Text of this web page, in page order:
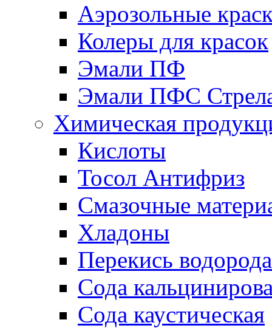
Аэрозольные
Колеры для красок
Эмали ПФ
Эмали ПФС
Химическая
Кислоты
Тосол Антифриз
Смазочные
Хладоны
Перекись водорода
Сода
Сода каустическая